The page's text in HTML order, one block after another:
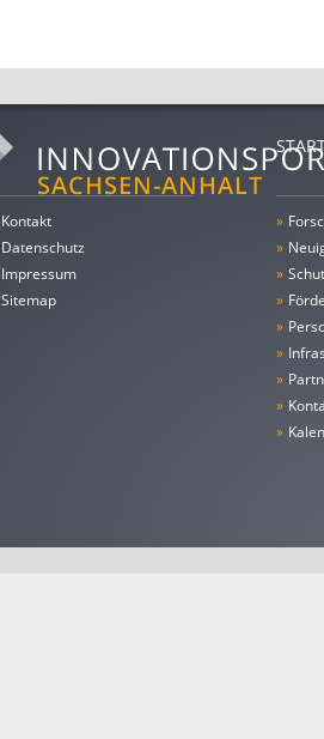
Kontakt
Datenschutz
Impressum
Sitemap
»
»
»
»
»
»
»
»
»